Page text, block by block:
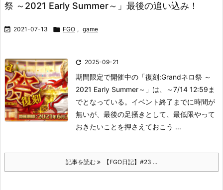
祭 ～2021 Early Summer～」最後の追い込み！
 2021-07-13  FGO , game
 2025-09-21
期間限定で開催中の「復刻:Grandネロ祭 ～
2021 Early Summer～」は、～7/14 12:59ま
でとなっている。 イベント終了までに時間が
無いが、最後の足掻きとして、最低限やって
おきたいことを押さえておこう ...
記事を読む 【FGO日記】#23 ...